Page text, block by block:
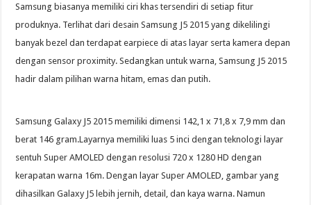
Samsung biasanya memiliki ciri khas tersendiri di setiap fitur
produknya. Terlihat dari desain Samsung J5 2015 yang dikelilingi
banyak bezel dan terdapat earpiece di atas layar serta kamera depan
dengan sensor proximity. Sedangkan untuk warna, Samsung J5 2015
hadir dalam pilihan warna hitam, emas dan putih.
Samsung Galaxy J5 2015 memiliki dimensi 142,1 x 71,8 x 7,9 mm dan
berat 146 gram.Layarnya memiliki luas 5 inci dengan teknologi layar
sentuh Super AMOLED dengan resolusi 720 x 1280 HD dengan
kerapatan warna 16m. Dengan layar Super AMOLED, gambar yang
dihasilkan Galaxy J5 lebih jernih, detail, dan kaya warna. Namun